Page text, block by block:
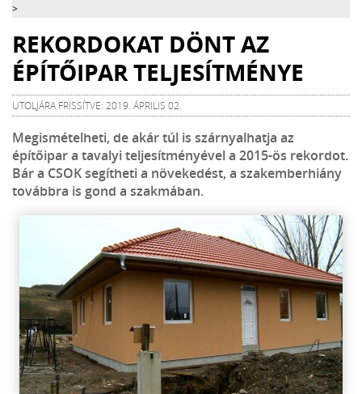
>
REKORDOKAT DÖNT AZ
ÉPÍTŐIPAR TELJESÍTMÉNYE
UTOLJÁRA FRISSÍTVE: 2019. ÁPRILIS 02.
Megismételheti, de akár túl is szárnyalhatja az
építőipar a tavalyi teljesítményével a 2015-ös rekordot.
Bár a CSOK segítheti a növekedést, a szakemberhiány
továbbra is gond a szakmában.